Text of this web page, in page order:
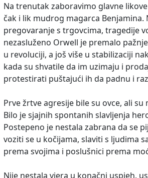
Na trenutak zaboravimo glavne
čak i lik mudrog magarca
pregovaranje s trgovcima, tragedije
nezasluženo Orwell je premalo
u revoluciji, a još više u stabilizaciji
kada su shvatile da im uzimaju i
protestirati puštajući ih da padnu i
Prve žrtve agresije bile su ovce, ali
Bilo je sjajnih spontanih slavljenja
Postepeno je nestala zabrana da se
voziti se u kočijama, slaviti s ljudima
prema svojima i poslušnici prema
Nije nestala vjera u konačni uspjeh,